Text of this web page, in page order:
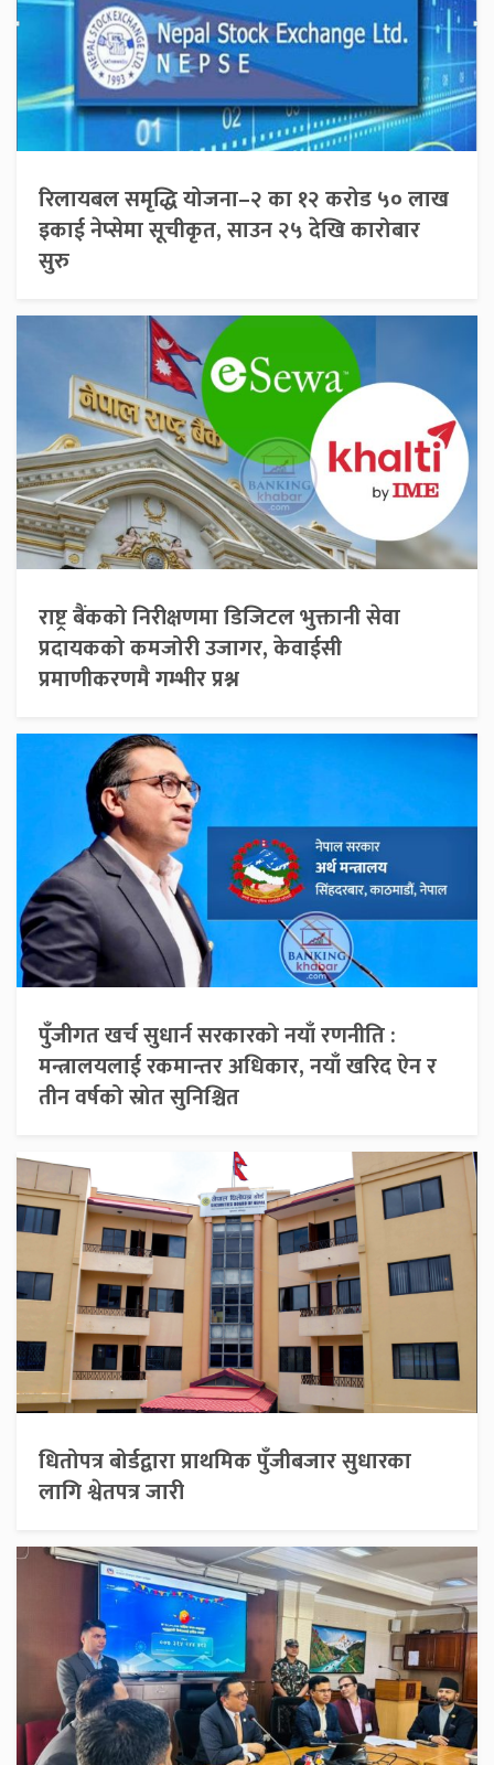
रिलायबल समृद्धि योजना–२ का १२ करोड ५० लाख
इकाई नेप्सेमा सूचीकृत, साउन २५ देखि कारोबार
सुरु
राष्ट्र बैंकको निरीक्षणमा डिजिटल भुक्तानी सेवा
प्रदायकको कमजोरी उजागर, केवाईसी
प्रमाणीकरणमै गम्भीर प्रश्न
पुँजीगत खर्च सुधार्न सरकारको नयाँ रणनीति :
मन्त्रालयलाई रकमान्तर अधिकार, नयाँ खरिद ऐन र
तीन वर्षको स्रोत सुनिश्चित
धितोपत्र बोर्डद्वारा प्राथमिक पुँजीबजार सुधारका
लागि श्वेतपत्र जारी